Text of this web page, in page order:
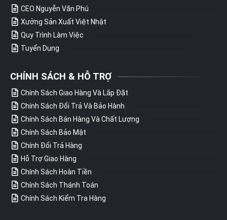
CEO Nguyễn Văn Phú
Xưởng Sản Xuất Việt Nhật
Quy Trình Làm Việc
Tuyển Dụng
CHÍNH SÁCH & HỖ TRỢ
Chính Sách Giao Hàng Và Lắp Đặt
Chính Sách Đổi Trả Và Bảo Hành
Chính Sách Bán Hàng Và Chất Lượng
Chính Sách Bảo Mật
Chính Đổi Trả Hàng
Hỗ Trợ Giao Hàng
Chính Sách Hoàn Tiền
Chính Sách Thánh Toán
Chính Sách Kiểm Tra Hàng